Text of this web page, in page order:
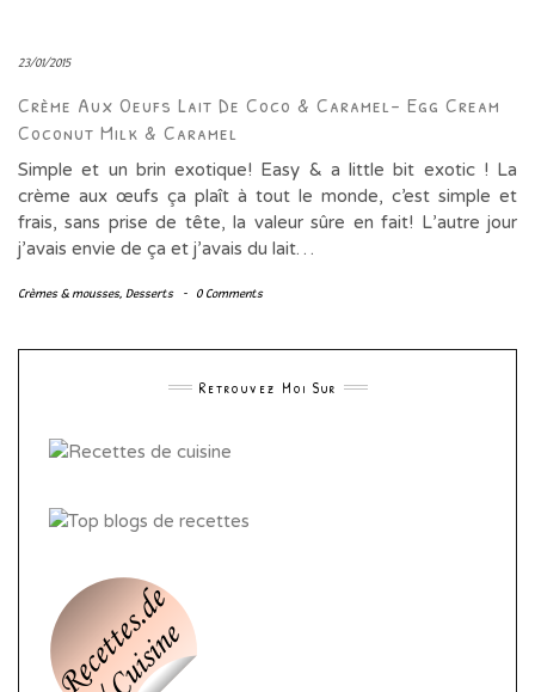
23/01/2015
Crème Aux Oeufs Lait De Coco & Caramel- Egg Cream
Coconut Milk & Caramel
Simple et un brin exotique! Easy & a little bit exotic ! La
crème aux œufs ça plaît à tout le monde, c’est simple et
frais, sans prise de tête, la valeur sûre en fait! L’autre jour
j’avais envie de ça et j’avais du lait…
Crèmes & mousses, Desserts - 0 Comments
Retrouvez Moi Sur